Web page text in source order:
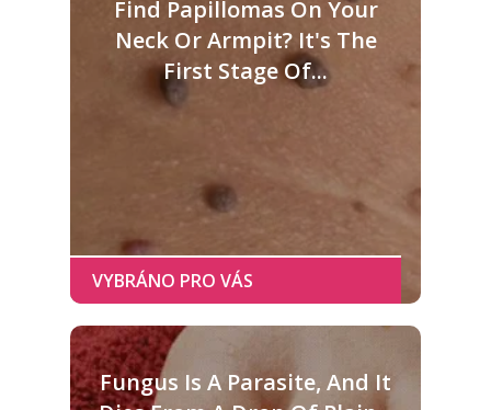
Find Papillomas On Your
Neck Or Armpit? It's The
First Stage Of...
Fungus Is A Parasite, And It